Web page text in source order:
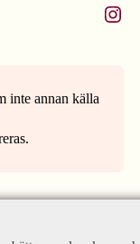
Instagram
inte annan källa